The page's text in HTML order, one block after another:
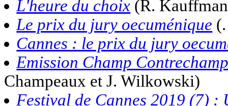
L'heure du choix (R.
Le prix du jury oecuménique
Cannes : le prix du jury
Emission Champ
Champeaux et J. Wilkowski)
Festival de Cannes 2019 (7)